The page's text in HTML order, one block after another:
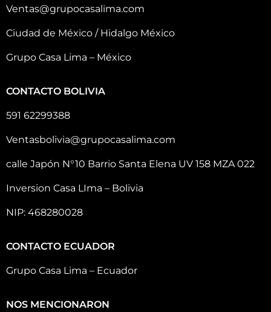
Ventas@grupocasalima.com
Ciudad de México / Hidalgo México
Grupo Casa Lima – México
CONTACTO BOLIVIA
591 62299388
Ventasbolivia@grupocasalima.com
calle Japón N°10 Barrio Santa Elena UV 158 MZA 022
Inversion Casa LIma – Bolivia
NIP: 468280028
CONTACTO ECUADOR
Grupo Casa Lima – Ecuador
NOS MENCIONARON